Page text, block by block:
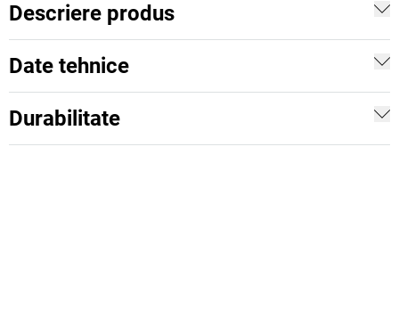
Descriere produs
Date tehnice
Durabilitate